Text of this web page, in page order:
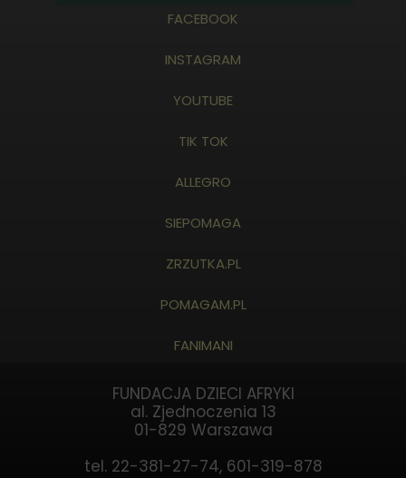
FACEBOOK
INSTAGRAM
YOUTUBE
TIK TOK
ALLEGRO
SIEPOMAGA
ZRZUTKA.PL
POMAGAM.PL
FANIMANI
FUNDACJA DZIECI AFRYKI
al. Zjednoczenia 13
01-829 Warszawa
tel. 22-381-27-74, 601-319-878